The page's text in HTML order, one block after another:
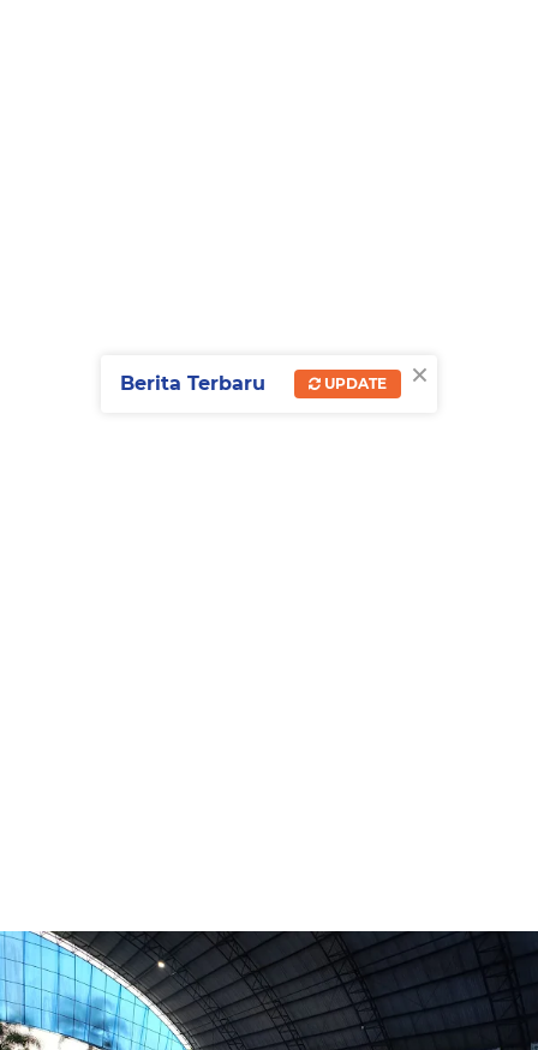
×
Berita Terbaru UPDATE